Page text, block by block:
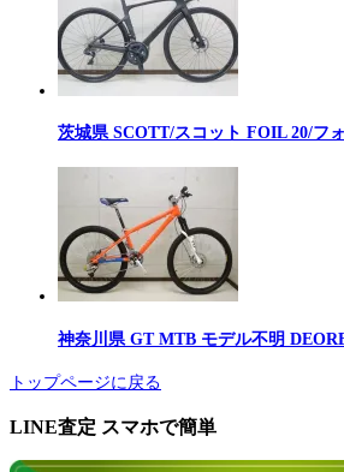
茨城県 SCOTT/スコット FOIL 20/フ
神奈川県 GT MTB モデル不明
トップページに戻る
LINE査定 スマホで簡単